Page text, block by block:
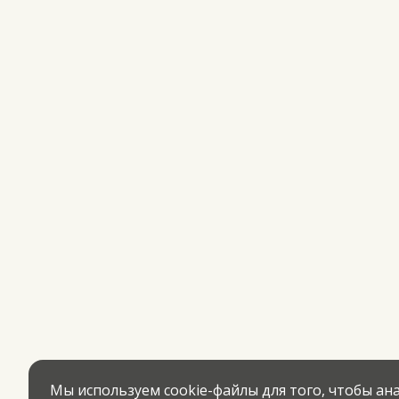
Мы используем cookie-файлы для того, чтобы